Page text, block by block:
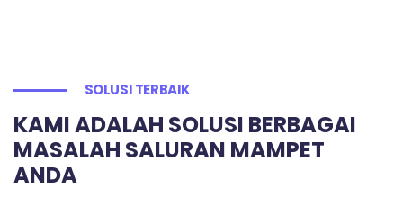
SOLUSI TERBAIK
KAMI ADALAH SOLUSI BERBAGAI
MASALAH SALURAN MAMPET
ANDA